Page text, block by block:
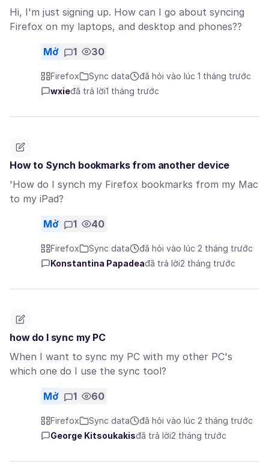
Hi, I'm just signing up. How can I go about syncing
Firefox on my laptops, and desktop and phones??
Mở 1 30
Firefox Sync data
đã hỏi vào lúc 1 tháng trước
wxieđã trả lời1 tháng trước
How to Synch bookmarks from another device
'How do I synch my Firefox bookmarks from my Mac
to my iPad?
Mở 1 40
Firefox Sync data
đã hỏi vào lúc 2 tháng trước
Konstantina Papadeađã trả lời2 tháng trước
how do I sync my PC
When I want to sync my PC with my other PC's
which one do I use the sync tool?
Mở 1 60
Firefox Sync data
đã hỏi vào lúc 2 tháng trước
George Kitsoukakisđã trả lời2 tháng trước